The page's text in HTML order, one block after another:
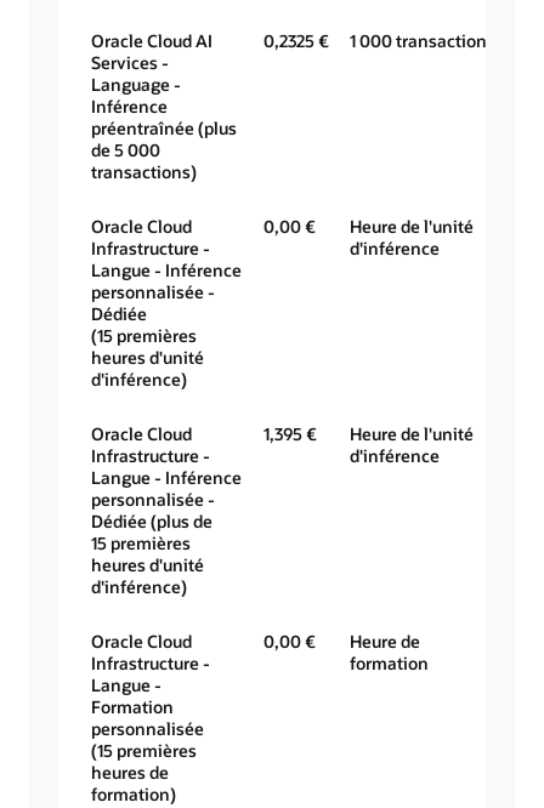
Oracle Cloud AI
Services -
Language -
Inférence
préentraînée (plus
de 5 000
transactions)
0,2325 € 1 000 transactions
Oracle Cloud
Infrastructure -
Langue - Inférence
personnalisée -
Dédiée
(15 premières
heures d'unité
d'inférence)
0,00 €
Heure de l'unité
d'inférence
Oracle Cloud
Infrastructure -
Langue - Inférence
personnalisée -
Dédiée (plus de
15 premières
heures d'unité
d'inférence)
1,395 €
Heure de l'unité
d'inférence
Oracle Cloud
Infrastructure -
Langue -
Formation
personnalisée
(15 premières
heures de
formation)
0,00 €
Heure de
formation